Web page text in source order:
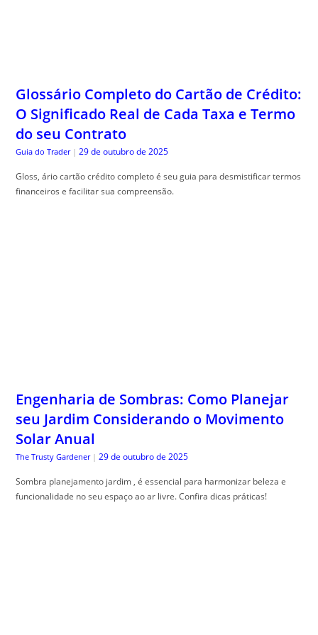
Glossário Completo do Cartão de Crédito:
O Significado Real de Cada Taxa e Termo
do seu Contrato
Guia do Trader | 29 de outubro de 2025
Gloss, ário cartão crédito completo é seu guia para desmistificar termos
financeiros e facilitar sua compreensão.
Engenharia de Sombras: Como Planejar
seu Jardim Considerando o Movimento
Solar Anual
The Trusty Gardener | 29 de outubro de 2025
Sombra planejamento jardim , é essencial para harmonizar beleza e
funcionalidade no seu espaço ao ar livre. Confira dicas práticas!